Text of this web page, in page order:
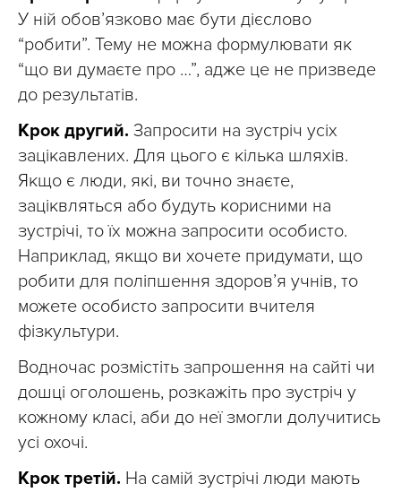
У ній обов’язково має бути дієслово
“робити”. Тему не можна формулювати як
“що ви думаєте про …”, адже це не призведе
до результатів.
Крок другий. Запросити на зустріч усіх
зацікавлених. Для цього є кілька шляхів.
Якщо є люди, які, ви точно знаєте,
заціквляться або будуть корисними на
зустрічі, то їх можна запросити особисто.
Наприклад, якщо ви хочете придумати, що
робити для поліпшення здоров’я учнів, то
можете особисто запросити вчителя
фізкультури.
Водночас розмістіть запрошення на сайті чи
дошці оголошень, розкажіть про зустріч у
кожному класі, аби до неї змогли долучитись
усі охочі.
Крок третій. На самій зустрічі люди мають